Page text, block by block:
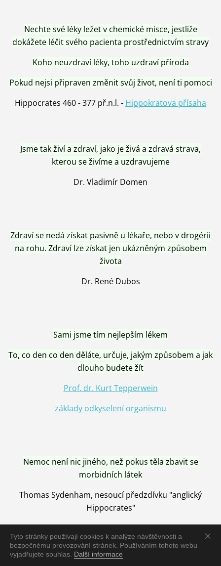
Tyto stránky používají cookies k analýze návštěvnosti a
bezpečnému provozování stránek. Používáním tohoto webu
vyjadřujete souhlas. Další informace
Nechte své léky ležet v chemické misce, jestliže
dokážete léčit svého pacienta prostřednictvím stravy
Koho neuzdraví léky, toho uzdraví příroda
Pokud nejsi připraven změnit svůj život, není ti pomoci
Hippocrates 460 - 377 př.n.l. - Hippokratova přísaha
Jsme tak živí a zdraví, jako je živá a zdravá strava,
kterou se živíme a uzdravujeme
Dr. Vladimír Domen
Zdraví se nedá získat pasivně u lékaře, nebo v drogérii
na rohu. Zdraví lze získat jen ukázněným způsobem
života
Dr. René Dubos
Sami jsme tím nejlepším lékem
To, co den co den děláte, určuje, jakým způsobem a jak
dlouho budete žít
Prof. dr. Kurt Tepperwein
základy odkyselení organismu
Nemoc není nic jiného, než pokus těla zbavit se
morbidních látek
Thomas Sydenham, nesoucí předzdívku "anglický
Hippocrates"
Nemoc je vyléčena jen pomocí Přírody, neutralizací a